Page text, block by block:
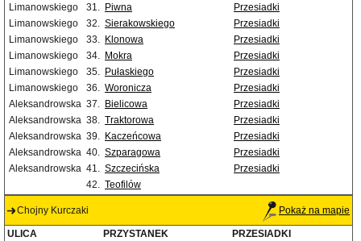
Limanowskiego
31. Piwna
Przesiadki
Limanowskiego
32. Sierakowskiego
Przesiadki
Limanowskiego
33. Klonowa
Przesiadki
Limanowskiego
34. Mokra
Przesiadki
Limanowskiego
35. Pułaskiego
Przesiadki
Limanowskiego
36. Woronicza
Przesiadki
Aleksandrowska 37. Bielicowa
Przesiadki
Aleksandrowska 38. Traktorowa
Przesiadki
Aleksandrowska 39. Kaczeńcowa
Przesiadki
Aleksandrowska 40. Szparagowa
Przesiadki
Aleksandrowska 41. Szczecińska
Przesiadki
42. Teofilów
Chojny Kurczaki Pokaż na mapie
ULICA PRZYSTANEK
PRZESIADKI